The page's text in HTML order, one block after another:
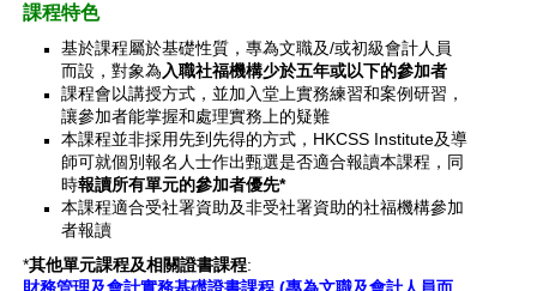
課程特色
基於課程屬於基礎性質，專為文職及/或初級會計人員
而設，對象為 入職社福機構少於五年或以下的參加者
課程會以講授方式，並加入堂上實務練習和案例研習，
讓參加者能掌握和處理實務上的疑難
本課程並非採用先到先得的方式，HKCSS Institute及導
師可就個別報名人士作出甄選是否適合報讀本課程，同
時報讀所有單元的參加者優先*
本課程適合受社署資助及非受社署資助的社福機構參加
者報讀
*其他單元課程及相關證書課程:
財務管理及會計實務基礎證書課程 (專為文職及會計人員而